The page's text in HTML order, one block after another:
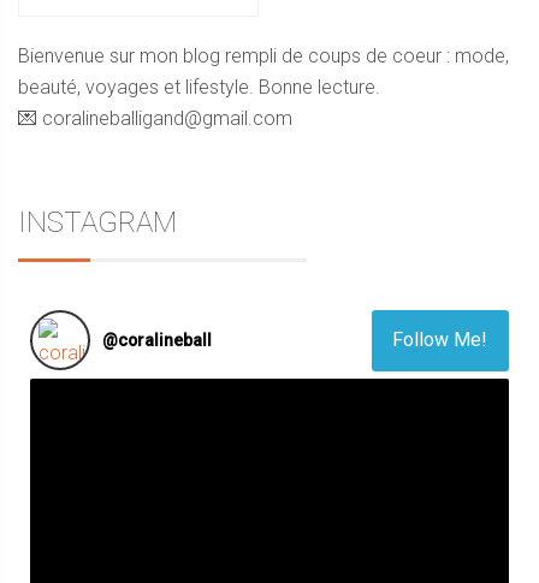
Bienvenue sur mon blog rempli de coups de coeur : mode,
beauté, voyages et lifestyle. Bonne lecture.
💌 coralineballigand@gmail.com
INSTAGRAM
@coralineball Follow Me!